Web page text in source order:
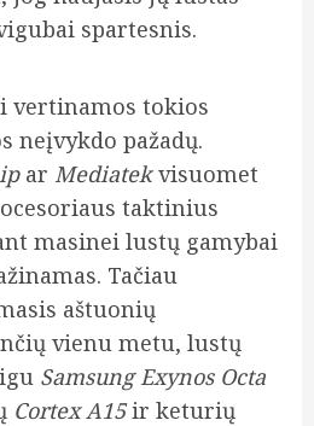
spartesnis.
vertinamos tokios
neįvykdo pažadų.
ar Mediatekvisuomet
taktinius
masinei lustų gamybai
Tačiau
aštuonių
vienu metu, lustų
Samsung Exynos Octa
Cortex A15ir keturių